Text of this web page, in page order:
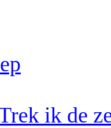
ik de